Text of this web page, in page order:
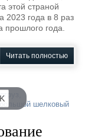
этой страной
2023 года в 8 раз
прошлого года.
Читать полностью
большой шелковый